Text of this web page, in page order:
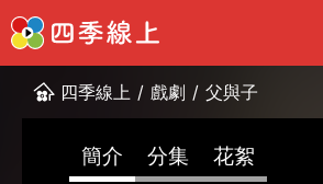
四季線上 / 戲劇 / 父與子
簡介 分集 花絮